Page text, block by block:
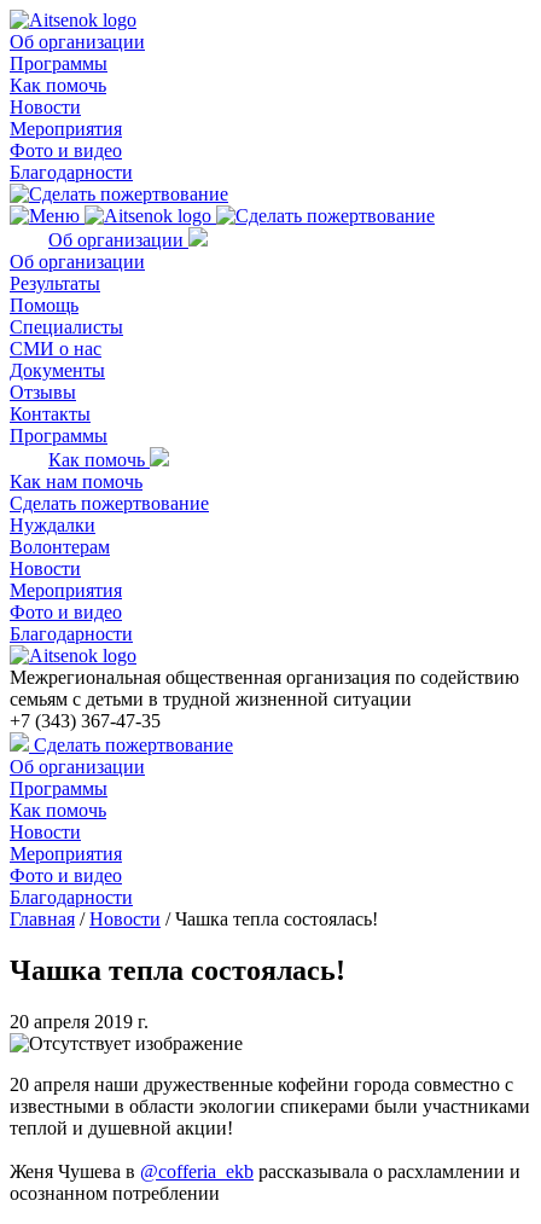
Об организации
Программы
Как помочь
Новости
Мероприятия
Фото и видео
Благодарности
Об организации
Об организации
Результаты
Помощь
Специалисты
СМИ о нас
Документы
Отзывы
Контакты
Программы
Как помочь
Как нам помочь
Сделать пожертвование
Нуждалки
Волонтерам
Новости
Мероприятия
Фото и видео
Благодарности
Межрегиональная общественная организация по содействию
семьям с детьми в трудной жизненной ситуации
+7 (343) 367-47-35
Сделать пожертвование
Об организации
Программы
Как помочь
Новости
Мероприятия
Фото и видео
Благодарности
Главная /Новости /Чашка тепла состоялась!
Чашка тепла состоялась!
20 апреля 2019 г.
20 апреля наши дружественные кофейни города совместно с
известными в области экологии спикерами были участниками
теплой и душевной акции!
Женя Чушева в @cofferia_ekb рассказывала о расхламлении и
осознанном потреблении